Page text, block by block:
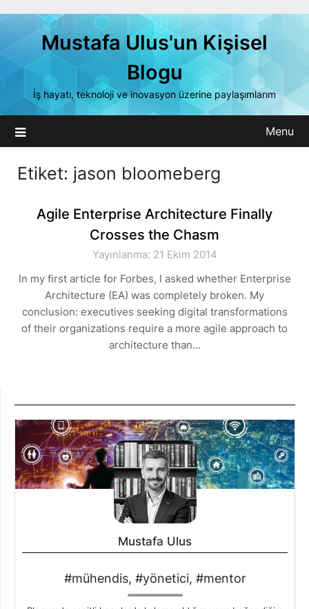
Mustafa Ulus'un Kişisel
Blogu
İş hayatı, teknoloji ve inovasyon üzerine paylaşımlarım
Menu
Etiket: jason bloomeberg
Agile Enterprise Architecture Finally
Crosses the Chasm
Yayınlanma: 21 Ekim 2014
In my first article for Forbes, I asked whether Enterprise
Architecture (EA) was completely broken. My
conclusion: executives seeking digital transformations
of their organizations require a more agile approach to
architecture than…
Mustafa Ulus
#mühendis, #yönetici, #mentor